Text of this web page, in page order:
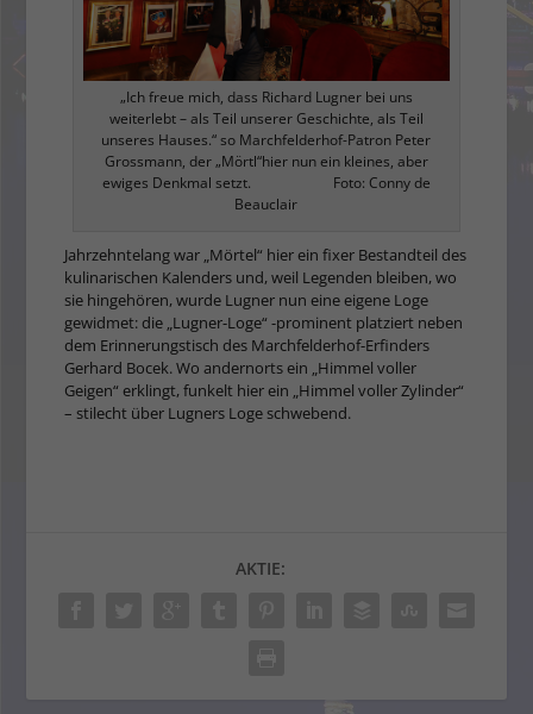
„Ich freue mich, dass Richard Lugner bei uns
weiterlebt – als Teil unserer Geschichte, als Teil
unseres Hauses.“ so Marchfelderhof-Patron Peter
Grossmann, der „Mörtl“hier nun ein kleines, aber
ewiges Denkmal setzt. Foto: Conny de
Beauclair
Jahrzehntelang war „Mörtel“ hier ein fixer Bestandteil des
kulinarischen Kalenders und, weil Legenden bleiben, wo
sie hingehören, wurde Lugner nun eine eigene Loge
gewidmet: die „Lugner-Loge“ -prominent platziert neben
dem Erinnerungstisch des Marchfelderhof-Erfinders
Gerhard Bocek. Wo andernorts ein „Himmel voller
Geigen“ erklingt, funkelt hier ein „Himmel voller Zylinder“
– stilecht über Lugners Loge schwebend.
AKTIE: